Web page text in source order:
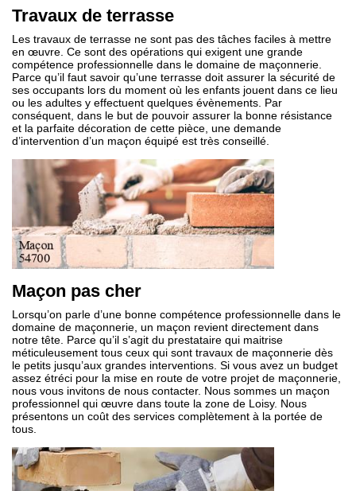
Travaux de terrasse
Les travaux de terrasse ne sont pas des tâches faciles à mettre
en œuvre. Ce sont des opérations qui exigent une grande
compétence professionnelle dans le domaine de maçonnerie.
Parce qu’il faut savoir qu’une terrasse doit assurer la sécurité de
ses occupants lors du moment où les enfants jouent dans ce lieu
ou les adultes y effectuent quelques évènements. Par
conséquent, dans le but de pouvoir assurer la bonne résistance
et la parfaite décoration de cette pièce, une demande
d’intervention d’un maçon équipé est très conseillé.
Maçon pas cher
Lorsqu’on parle d’une bonne compétence professionnelle dans le
domaine de maçonnerie, un maçon revient directement dans
notre tête. Parce qu’il s’agit du prestataire qui maitrise
méticuleusement tous ceux qui sont travaux de maçonnerie dès
le petits jusqu’aux grandes interventions. Si vous avez un budget
assez étréci pour la mise en route de votre projet de maçonnerie,
nous vous invitons de nous contacter. Nous sommes un maçon
professionnel qui œuvre dans toute la zone de Loisy. Nous
présentons un coût des services complètement à la portée de
tous.